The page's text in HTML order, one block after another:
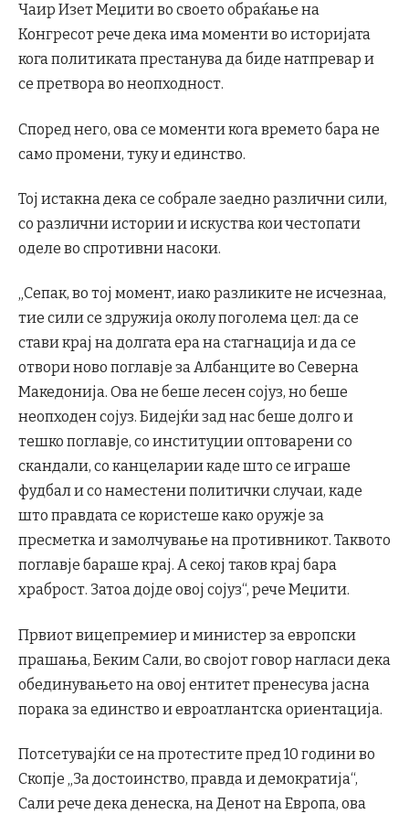
Чаир Изет Меџити во своето обраќање на
Конгресот рече дека има моменти во историјата
кога политиката престанува да биде натпревар и
се претвора во неопходност.
Според него, ова се моменти кога времето бара не
само промени, туку и единство.
Тој истакна дека се собрале заедно различни сили,
со различни истории и искуства кои честопати
оделе во спротивни насоки.
„Сепак, во тој момент, иако разликите не исчезнаа,
тие сили се здружија околу поголема цел: да се
стави крај на долгата ера на стагнација и да се
отвори ново поглавје за Албанците во Северна
Македонија. Ова не беше лесен сојуз, но беше
неопходен сојуз. Бидејќи зад нас беше долго и
тешко поглавје, со институции оптоварени со
скандали, со канцеларии каде што се играше
фудбал и со наместени политички случаи, каде
што правдата се користеше како оружје за
пресметка и замолчување на противникот. Таквото
поглавје бараше крај. А секој таков крај бара
храброст. Затоа дојде овој сојуз“, рече Меџити.
Првиот вицепремиер и министер за европски
прашања, Беким Сали, во својот говор нагласи дека
обединувањето на овој ентитет пренесува јасна
порака за единство и евроатлантска ориентација.
Потсетувајќи се на протестите пред 10 години во
Скопјe „За достоинство, правда и демократија“,
Сали рече дека денеска, на Денот на Европа, ова